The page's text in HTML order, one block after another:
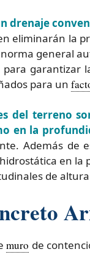
drenaje
eliminarán la
general
para garantizar
para un
del terreno
en la
Además de
en
de
muro de